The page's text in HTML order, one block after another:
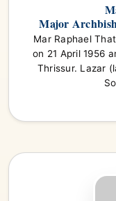
Major
Mar Raphael
on 21 April 1956
Thrissur. Lazar